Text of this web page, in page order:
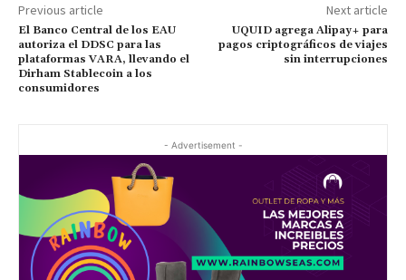
Previous article
El Banco Central de los EAU
autoriza el DDSC para las
plataformas VARA, llevando el
Dirham Stablecoin a los
consumidores
Next article
UQUID agrega Alipay+ para
pagos criptográficos de viajes
sin interrupciones
- Advertisement -